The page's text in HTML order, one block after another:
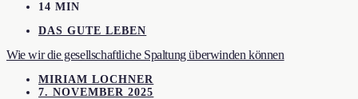
14 MIN
DAS GUTE LEBEN
Wie wir die gesellschaftliche Spaltung überwinden können
MIRIAM LOCHNER
7. NOVEMBER 2025